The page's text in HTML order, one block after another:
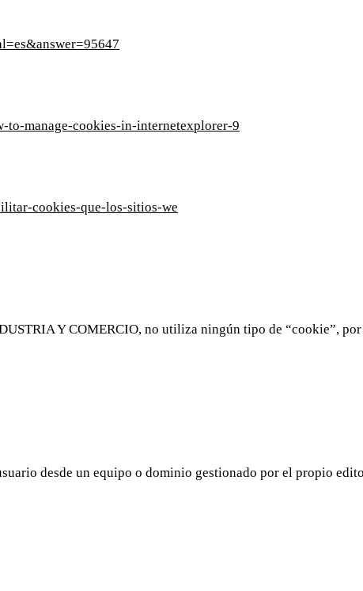
to-manage-cookies-in-internetexplorer-9
cookies-que-los-sitios-we
Y COMERCIO, no utiliza ningún tipo de “cookie”,
desde un equipo o dominio gestionado por el propio